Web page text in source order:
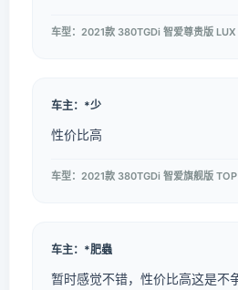
车型：2021款 380TGDi 智爱尊贵版
车主：*少
性价比高
车型：2021款 380TGDi 智爱旗舰版
车主：*肥蟲
暂时感觉不错，性价比高这是不